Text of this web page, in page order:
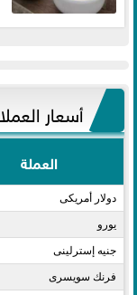
أسعار
العملة
دولار أمريكى​
يورو​
جنيه إسترلينى​
فرنك سويسرى​